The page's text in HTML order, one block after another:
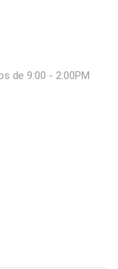
de 9:00 - 2:00PM